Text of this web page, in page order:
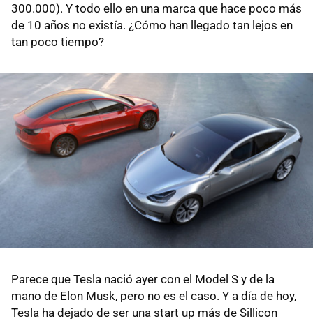
300.000). Y todo ello en una marca que hace poco más
de 10 años no existía. ¿Cómo han llegado tan lejos en
tan poco tiempo?
Parece que Tesla nació ayer con el Model S y de la
mano de Elon Musk, pero no es el caso. Y a día de hoy,
Tesla ha dejado de ser una start up más de Sillicon